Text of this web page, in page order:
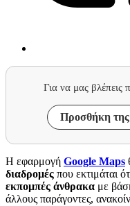
Για να μας βλέπεις
Προσθήκη
Η εφαρμογή Google Maps
διαδρομές που εκτιμάται
εκπομπές άνθρακα με
άλλους παράγοντες,